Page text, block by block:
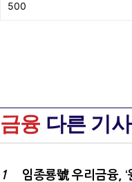
금융 다른 기사
1